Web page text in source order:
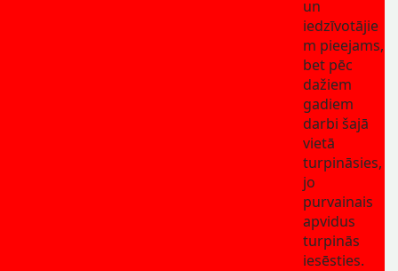
un
iedzīvotājie
m pieejams,
bet pēc
dažiem
gadiem
darbi šajā
vietā
turpināsies,
jo
purvainais
apvidus
turpinās
iesēsties.